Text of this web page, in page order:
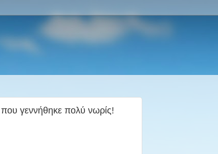
που γεννήθηκε πολύ νωρίς!